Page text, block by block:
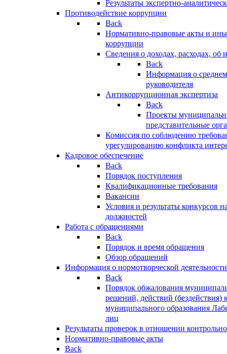
Результаты экспертно-
Противодействие коррупции
Back
Нормативно-правовые акты и
коррупции
Сведения о доходах, расходах, об
Back
Информация о
руководителя
Антикоррупционная экспертиза
Back
Проекты
представительные
Комиссия по соблюдению
урегулированию конфликта
Кадровое обеспечение
Back
Порядок поступления
Квалификационные требования
Вакансии
Условия и результаты конкурсов
должностей
Работа с обращениями
Back
Порядок и время обращения
Обзор обращений
Информация о нормотворческой деятельности
Back
Порядок обжалования
решений, действий (бездействия)
муниципального образования
лиц
Результаты проверок в отношении
Нормативно-правовые акты
Back